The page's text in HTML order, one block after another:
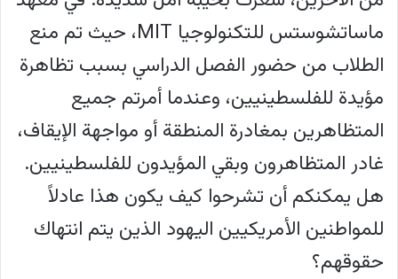
ماساتشوستس للتكنولوجيا MIT، حيث تم منع
الطلاب من حضور الفصل الدراسي بسبب تظاهرة
مؤيدة للفلسطينيين، وعندما أمرتم جميع
المتظاهرين بمغادرة المنطقة أو مواجهة الإيقاف،
غادر المتظاهرون وبقي المؤيدون للفلسطينيين.
هل يمكنكم أن تشرحوا كيف يكون هذا عادلاً
للمواطنين الأمريكيين اليهود الذين يتم انتهاك
حقوقهم؟